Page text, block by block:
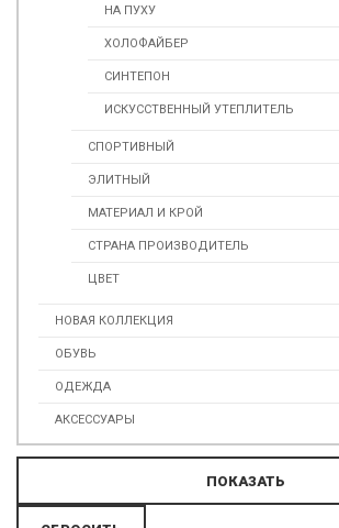
НА ПУХУ
ХОЛОФАЙБЕР
СИНТЕПОН
ИСКУСCТВЕННЫЙ УТЕПЛИТЕЛЬ
СПОРТИВНЫЙ
ЭЛИТНЫЙ
МАТЕРИАЛ И КРОЙ
СТРАНА ПРОИЗВОДИТЕЛЬ
ЦВЕТ
НОВАЯ КОЛЛЕКЦИЯ
ОБУВЬ
ОДЕЖДА
АКСЕССУАРЫ